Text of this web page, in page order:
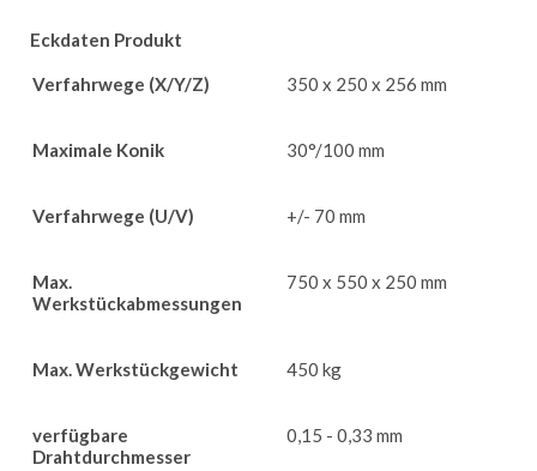
Eckdaten Produkt
Verfahrwege (X/Y/Z) 350 x 250 x 256 mm
Maximale Konik 30°/100 mm
Verfahrwege (U/V) +/- 70 mm
Max.
Werkstückabmessungen
750 x 550 x 250 mm
Max. Werkstückgewicht 450 kg
verfügbare
Drahtdurchmesser
0,15 - 0,33 mm